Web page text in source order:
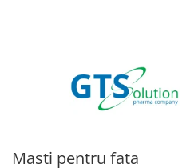
Seturi ingrijire
Protectie solara
Serum pentru fata
Articulatii, oase, muschi
Imunitate, raceala si gripa
Sanatatea familiei
Masti pentru fata